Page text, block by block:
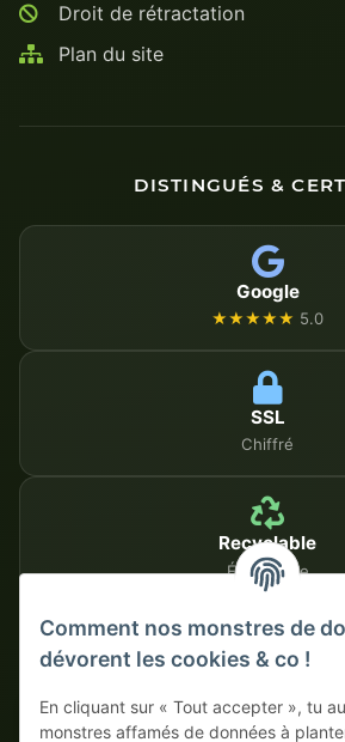
Droit de rétractation
Plan du site
DISTINGUÉS &
Google
★★★★★ 5.0
SSL
Chiffré
Recyclable
Écologique
MÉTHODES DE PAIEMENT
Sur facture Paiement
Comment nos monstres de
dévorent les cookies & co !
En cliquant sur « Tout accepter », tu
monstres affamés de données à